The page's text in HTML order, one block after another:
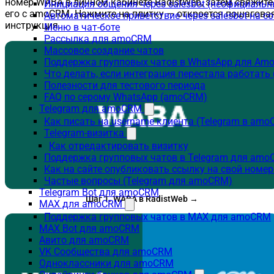
Инициация общения через salesbot
Автоматическое приветствие через salesbot на
Меню в чат-боте
Рассылка для amoCRM
Массовое создание чатов
Поддержка групповых чатов в WhatsApp для
Что делать, если интеграция перестала
Полезности для тестового периода
FAQ по серому WhatsApp (amoCRM)
Telegram для amoCRM
Как писать на username клиента (Telegram в
Telegram-визитка
Как отредактировать визитку
Поддержка групповых чатов в Telegram для
Как на сайте опубликовать ссылку на свой
Частые вопросы (Telegram для amoCRM)
Telegram Bot для amoCRM
MAX для amoCRM
Поддержка групповых чатов в MAX для amoCRM
MAX Bot для amoCRM
Авито для amoCRM
VK Сообщества для amoCRM
Одноклассники для amoCRM
его с amoCRM. Нажмите на плитку — откроется
инструкция.
Шаг 1. WABA в RadistWeb →